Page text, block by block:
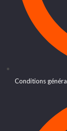
Conditions